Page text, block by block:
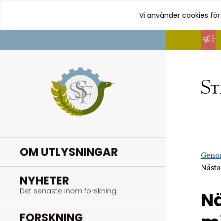
innehåll
Vi använder cookies
OM UTLYSNINGAR
NYHETER
Det senaste inom forskning
FORSKNING